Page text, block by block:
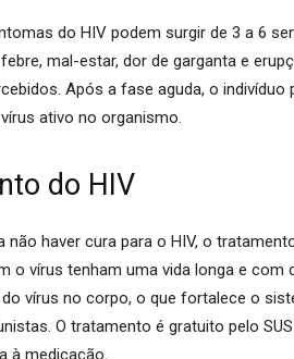
do HIV podem surgir de 3 a 6
mal-estar, dor de garganta e
Após a fase aguda, o
ativo no organismo.
do HIV
não haver cura para o HIV, o
o vírus tenham uma vida longa e com
vírus no corpo, o que fortalece o
O tratamento é gratuito pelo
à medicação.